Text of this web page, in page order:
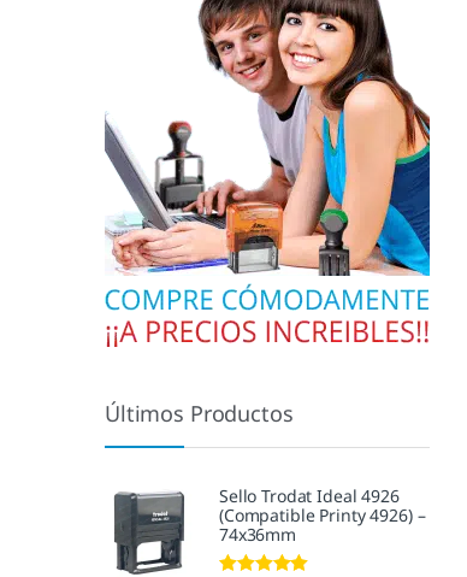
Últimos Productos
Sello Trodat Ideal 4926
(Compatible Printy 4926) –
74x36mm